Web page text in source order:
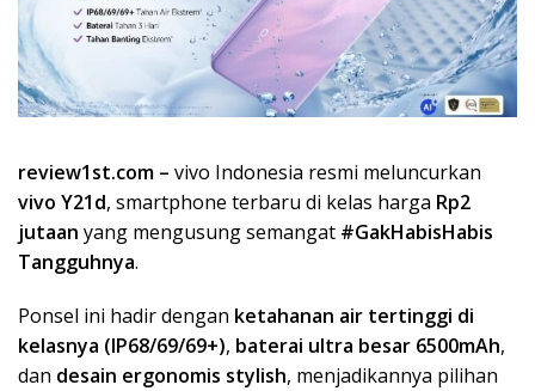
review1st.com – vivo Indonesia resmi meluncurkan
vivo Y21d, smartphone terbaru di kelas harga Rp2
jutaan yang mengusung semangat #GakHabisHabis
Tangguhnya.
Ponsel ini hadir dengan ketahanan air tertinggi di
kelasnya (IP68/69/69+), baterai ultra besar 6500mAh,
dan desain ergonomis stylish, menjadikannya pilihan